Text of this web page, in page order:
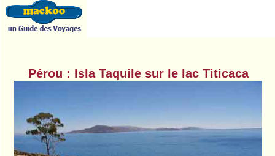
Pérou : Isla Taquile sur le lac Titicaca